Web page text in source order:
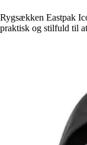
Rygsækken Eastpak
praktisk og stilfuld til